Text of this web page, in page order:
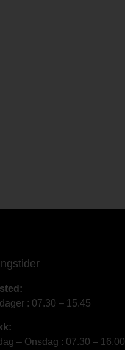
: 07.30 – 15.45
– Onsdag : 07.30 – 16.00